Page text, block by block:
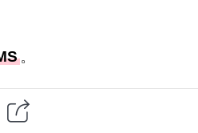
。
家真正能帮你把它落地的